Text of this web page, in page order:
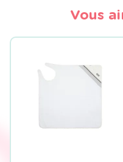
Vous